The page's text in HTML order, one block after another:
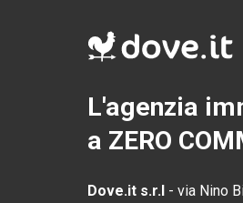
L'agenzia
a ZERO
Dove.it s.r.l - via Nino